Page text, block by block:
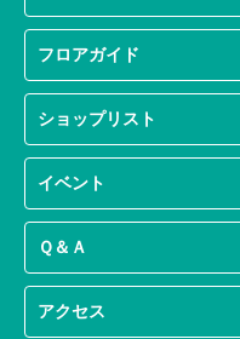
フロアガイド
ショップリスト
イベント
Ｑ＆Ａ
アクセス